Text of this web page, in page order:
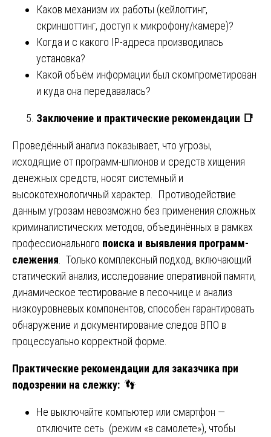
Каков механизм их работы (кейлоггинг,
скриншоттинг, доступ к микрофону/камере)?
Когда и с какого IP-адреса производилась
установка?
Какой объём информации был скомпрометирован
и куда она передавалась?
Заключение и практические рекомендации 📑
Проведённый анализ показывает, что угрозы,
исходящие от программ-шпионов и средств хищения
денежных средств, носят системный и
высокотехнологичный характер. Противодействие
данным угрозам невозможно без применения сложных
криминалистических методов, объединённых в рамках
профессионального поиска и выявления программ-
слежения . Только комплексный подход, включающий
статический анализ, исследование оперативной памяти,
динамическое тестирование в песочнице и анализ
низкоуровневых компонентов, способен гарантировать
обнаружение и документирование следов ВПО в
процессуально корректной форме.
Практические рекомендации для заказчика при
подозрении на слежку: 👣
Не выключайте компьютер или смартфон —
отключите сеть (режим «в самолете»), чтобы